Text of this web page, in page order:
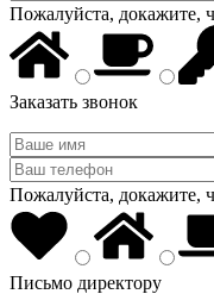
Пожалуйста, докажите,
Заказать звонок
Пожалуйста, докажите,
Письмо директору